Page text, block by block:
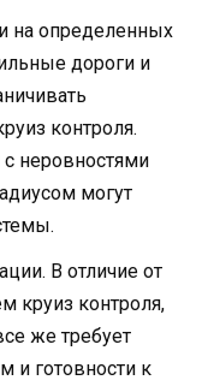
на определенных
дороги и
контроля.
неровностями
могут
В отличие от
круиз контроля,
же требует
и готовности к